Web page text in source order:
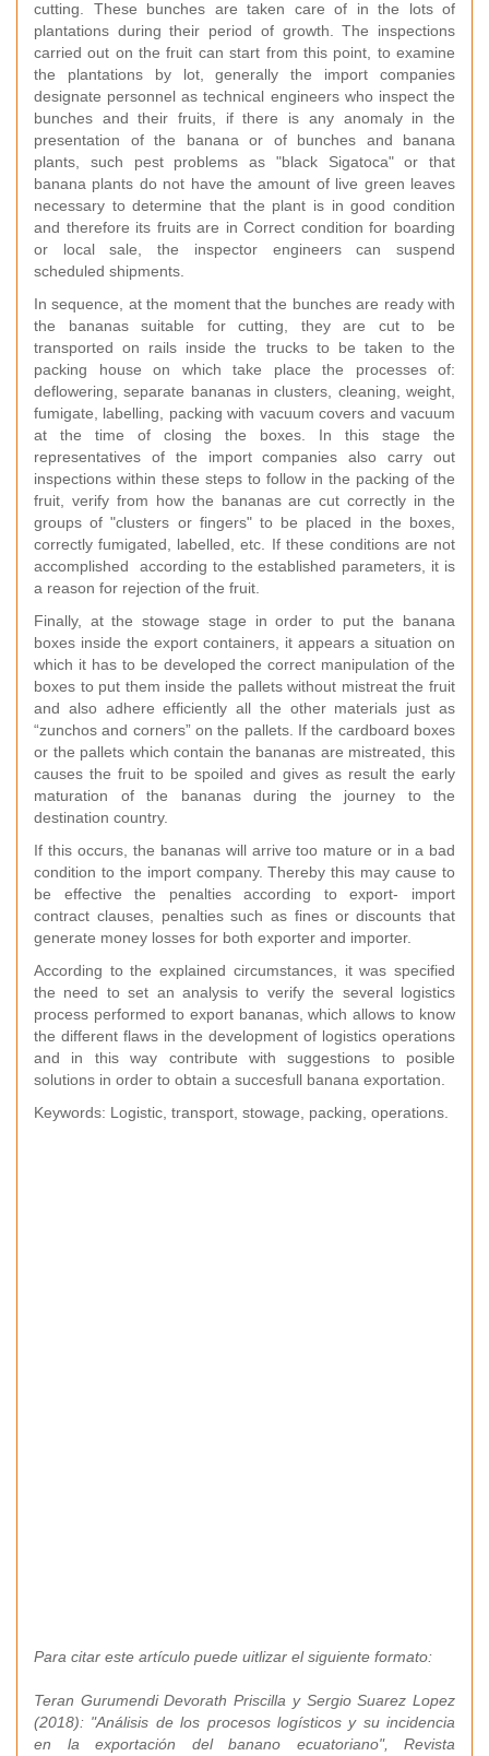
cutting. These bunches are taken care of in the lots of
plantations during their period of growth. The inspections
carried out on the fruit can start from this point, to examine
the plantations by lot, generally the import companies
designate personnel as technical engineers who inspect the
bunches and their fruits, if there is any anomaly in the
presentation of the banana or of bunches and banana
plants, such pest problems as "black Sigatoca" or that
banana plants do not have the amount of live green leaves
necessary to determine that the plant is in good condition
and therefore its fruits are in Correct condition for boarding
or local sale, the inspector engineers can suspend
scheduled shipments.
In sequence, at the moment that the bunches are ready with
the bananas suitable for cutting, they are cut to be
transported on rails inside the trucks to be taken to the
packing house on which take place the processes of:
deflowering, separate bananas in clusters, cleaning, weight,
fumigate, labelling, packing with vacuum covers and vacuum
at the time of closing the boxes. In this stage the
representatives of the import companies also carry out
inspections within these steps to follow in the packing of the
fruit, verify from how the bananas are cut correctly in the
groups of "clusters or fingers" to be placed in the boxes,
correctly fumigated, labelled, etc. If these conditions are not
accomplished according to the established parameters, it is
a reason for rejection of the fruit.
Finally, at the stowage stage in order to put the banana
boxes inside the export containers, it appears a situation on
which it has to be developed the correct manipulation of the
boxes to put them inside the pallets without mistreat the fruit
and also adhere efficiently all the other materials just as
“zunchos and corners” on the pallets. If the cardboard boxes
or the pallets which contain the bananas are mistreated, this
causes the fruit to be spoiled and gives as result the early
maturation of the bananas during the journey to the
destination country.
If this occurs, the bananas will arrive too mature or in a bad
condition to the import company. Thereby this may cause to
be effective the penalties according to export- import
contract clauses, penalties such as fines or discounts that
generate money losses for both exporter and importer.
According to the explained circumstances, it was specified
the need to set an analysis to verify the several logistics
process performed to export bananas, which allows to know
the different flaws in the development of logistics operations
and in this way contribute with suggestions to posible
solutions in order to obtain a succesfull banana exportation.
Keywords: Logistic, transport, stowage, packing, operations.
Para citar este artículo puede uitlizar el siguiente formato:
Teran Gurumendi Devorath Priscilla y Sergio Suarez Lopez
(2018): "Análisis de los procesos logísticos y su incidencia
en la exportación del banano ecuatoriano", Revista